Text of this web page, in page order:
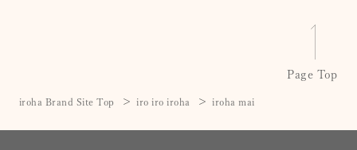
Page Top
iroha Brand Site Top iro iro iroha iroha mai